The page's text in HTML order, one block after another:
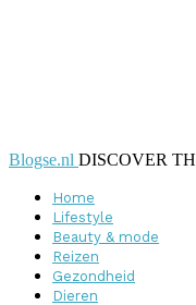
Blogse.nl DISCOVER
Home
Lifestyle
Beauty & mode
Reizen
Gezondheid
Dieren